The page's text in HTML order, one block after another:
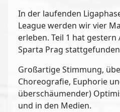
In der laufenden
League werden wir vier
erleben. Teil 1 hat gestern
Sparta Prag
Großartige Stimmung,
Choreografie, Euphorie
überschäumender)
und in den Medien.